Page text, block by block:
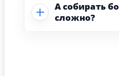
А собирать
сложно?